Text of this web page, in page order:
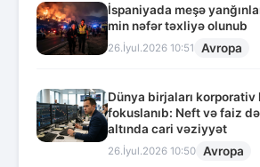
İspaniyada meşə
min nəfər təxliyə olunub
26.İyul.2026 10:51 Avropa
Dünya birjaları korporativ
fokuslanıb: Neft və faiz
altında cari vəziyyət
26.İyul.2026 10:50 Avropa